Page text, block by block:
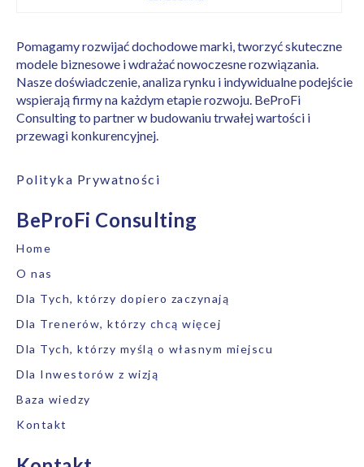
Pomagamy rozwijać dochodowe marki, tworzyć skuteczne
modele biznesowe i wdrażać nowoczesne rozwiązania.
Nasze doświadczenie, analiza rynku i indywidualne podejście
wspierają firmy na każdym etapie rozwoju. BeProFi
Consulting to partner w budowaniu trwałej wartości i
przewagi konkurencyjnej.
Polityka Prywatności
BeProFi Consulting
Home
O nas
Dla Tych, którzy dopiero zaczynają
Dla Trenerów, którzy chcą więcej
Dla Tych, którzy myślą o własnym miejscu
Dla Inwestorów z wizją
Baza wiedzy
Kontakt